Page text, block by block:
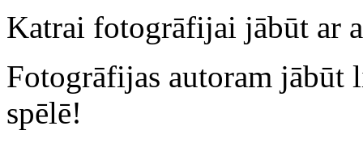
Katrai fotogrāfijai jābūt ar
Fotogrāfijas autoram
spēlē!